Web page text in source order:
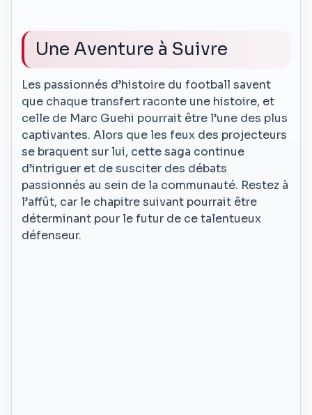
Une Aventure à Suivre
Les passionnés d’histoire du football savent
que chaque transfert raconte une histoire, et
celle de Marc Guehi pourrait être l’une des plus
captivantes. Alors que les feux des projecteurs
se braquent sur lui, cette saga continue
d’intriguer et de susciter des débats
passionnés au sein de la communauté. Restez à
l’affût, car le chapitre suivant pourrait être
déterminant pour le futur de ce talentueux
défenseur.